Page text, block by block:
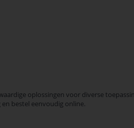
oplossingen voor diverse
bestel eenvoudig online.